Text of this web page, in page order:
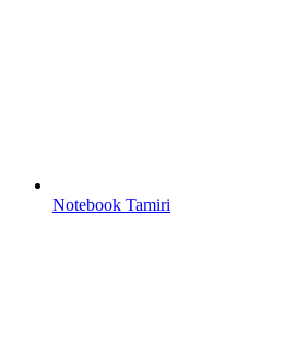
Notebook Tamiri